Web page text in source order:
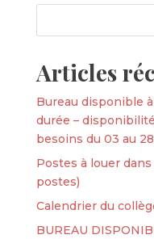
Articles
Bureau disponible
durée –
besoins du 03 au
Postes à louer
postes)
Calendrier du
BUREAU